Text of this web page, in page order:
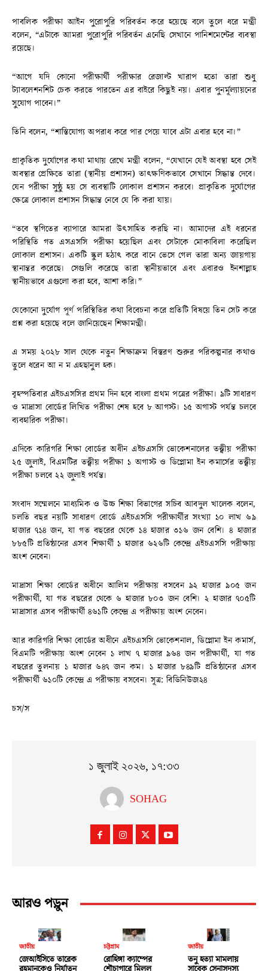
পাবলিক পরীক্ষা আইন পুরোপুরি পরিবর্তন করে হয়েছে বলে তুলে ধরে মন্ত্রী
বলেন, “এটাকে আমরা পুরোপুরি পরিবর্তন এনেছি সেখানে পানিশমেন্টের ব্যবস্থা
রয়েছে।
“আগে যদি কোনো পরীক্ষার্থী পরীক্ষার রেজাল্ট খারাপ হতো তারা শুধু
ট্যাবলেশনশিট চেক করতে পারতেন এর বাইরে কিছুই নয়। এবার পুনর্মূল্যায়নের
সুযোগ পাবেন।”
তিনি বলেন, “শাস্তিযোগ্য অপরাধ করে পার পেয়ে যাবে এটা এবার হবে না।”
প্রাকৃতিক দুর্যোগের কথা মাথায় রেখে মন্ত্রী বলেন, “যেখানে যেই অবস্থা হবে সেই
অবস্থার প্রেক্ষিতে তারা (স্থানীয় প্রশাসন) তাৎক্ষণিকভাবে সেখানে সিদ্ধান্ত দেবে।
যেন পরীক্ষা সুষ্ঠু হয় সে ব্যবস্থাটি লোকাল প্রশাসন করবে। প্রাকৃতিক দুর্যোগের
ক্ষেত্রে লোকাল প্রশাসন সিদ্ধান্ত নেবে যে কি করা যায়।
“তবে স্থগিতের ব্যাপারে আমরা উৎসাহিত করছি না। আমাদের এই ধরনের
পরিস্থিতি গত এসএসসি পরীক্ষা হয়েছিল এবং সেটাকে মোকাবিলা করেছিল
লোকাল প্রশাসন। একটি স্কুল হঠাৎ করে বানে ভেসে গেল তারা অন্য জায়গায়
স্থানান্তর করেছে। সেগুলি করেছে তারা স্থানীয়ভাবে এবং এবারও ইনশাল্লাহ
স্থানীয়ভাবে এগুলো করা হবে, আশা করি।”
যেকোনো দুর্যোগ পূর্ণ পরিস্থিতির কথা বিবেচনা করে প্রতিটি বিষয়ে তিন সেট করে
প্রশ্ন করা হয়েছে বলে জানিয়েছেন শিক্ষামন্ত্রী।
এ সময় ২০২৮ সাল থেকে নতুন শিক্ষাক্রম বিস্তরণ শুরুর পরিকল্পনার কথাও
তুলে ধরেন আ ন ম এহছানুল হক।
বৃহস্পতিবার এইচএসসির প্রথম দিন হবে বাংলা প্রথম পত্রের পরীক্ষা। ৯টি সাধারণ
ও মাদ্রাসা বোর্ডের লিখিত পরীক্ষা শেষ হবে ৮ আগস্ট। ১৫ অগাস্ট পর্যন্ত চলবে
ব্যবহারিক পরীক্ষা।
এদিকে কারিগরি শিক্ষা বোর্ডের অধীন এইচএসসি ভোকেশনালের তত্ত্বীয় পরীক্ষা
২৫ জুলাই, বিএমটির তত্ত্বীয় পরীক্ষা ১ অগাস্ট ও ডিপ্লোমা ইন কমার্সের তত্ত্বীয়
পরীক্ষা চলবে ২২ জুলাই পর্যন্ত।
সংবাদ সম্মেলনে মাধ্যমিক ও উচ্চ শিক্ষা বিভাগের সচিব আবদুল খালেক বলেন,
চলতি বছর নয়টি সাধারণ বোর্ডে এইচএসসি পরীক্ষার্থীর সংখ্যা ১০ লাখ ৬৯
হাজার ৭১৪ জন, যা গত বছরের থেকে ১৪ হাজার ৩১৬ জন বেশি। ৪ হাজার
৮৮৫টি প্রতিষ্ঠানের এসব শিক্ষার্থী ১ হাজার ৬২৬টি কেন্দ্রে এইচএসসি পরীক্ষায়
অংশ নেবেন।
মাদ্রাসা শিক্ষা বোর্ডের অধীনে আলিম পরীক্ষায় বসবেন ৯২ হাজার ৯০৫ জন
পরীক্ষার্থী, যা গত বছরের থেকে ৬ হাজার ৮০৩ জন বেশি। ২ হাজার ৭০৫টি
মাদ্রাসার এসব পরীক্ষার্থী ৪৬১টি কেন্দ্রে এ পরীক্ষায় অংশ নেবেন।
আর কারিগরি শিক্ষা বোর্ডের অধীনে এইচএসসি ভোকেশনাল, ডিপ্লোমা ইন কমার্স,
বিএমটি পরীক্ষায় অংশ নেবেন ১ লাখ ৭ হাজার ৯৬৪ জন পরীক্ষার্থী, যা গত
বছরের তুলনায় ১ হাজার ৬৪৭ জন কম। ১ হাজার ৮৪৯টি প্রতিষ্ঠানের এসব
পরীক্ষার্থী ৬১০টি কেন্দ্রে এ পরীক্ষায় বসবেন। সূত্র: বিডিনিউজ২৪
চস/স
১ জুলাই ২০২৬, ১৭:৩৩
SOHAG
আরও পড়ুন
জাতীয়
জেআইসিতে তারেক
চট্টগ্রাম
রোহিঙ্গা ক্যাম্পের
জাতীয়
তনু হত্যা মামলায়